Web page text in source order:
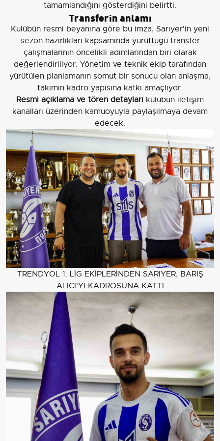
tamamlandığını gösterdiğini belirtti.
Transferin anlamı
Kulübün resmi beyanına göre bu imza, Sarıyer'in yeni
sezon hazırlıkları kapsamında yürüttüğü transfer
çalışmalarının öncelikli adımlarından biri olarak
değerlendiriliyor. Yönetim ve teknik ekip tarafından
yürütülen planlamanın somut bir sonucu olan anlaşma,
takımın kadro yapısına katkı amaçlıyor.
Resmi açıklama ve tören detayları kulübün iletişim
kanalları üzerinden kamuoyuyla paylaşılmaya devam
edecek.
TRENDYOL 1. LİG EKİPLERİNDEN SARIYER, BARIŞ
ALICI'YI KADROSUNA KATTI